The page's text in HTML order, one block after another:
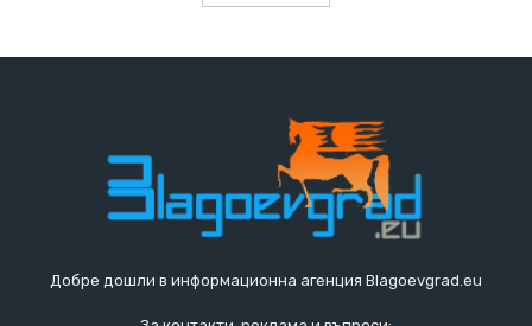
Добре дошли в информационна агенция Blagoevgrad.eu